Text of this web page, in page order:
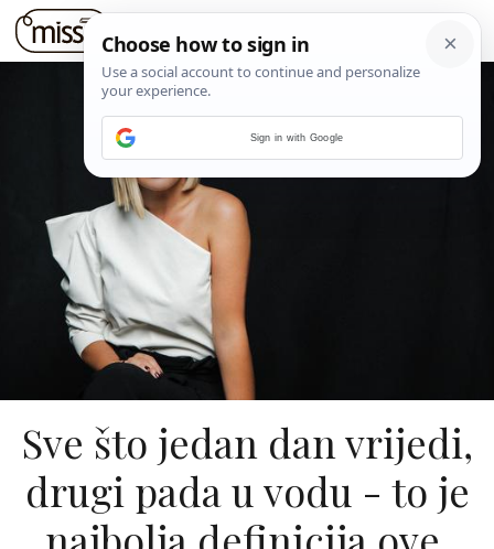
Sve što jedan dan vrijedi,
drugi pada u vodu - to je
Sign in with Google